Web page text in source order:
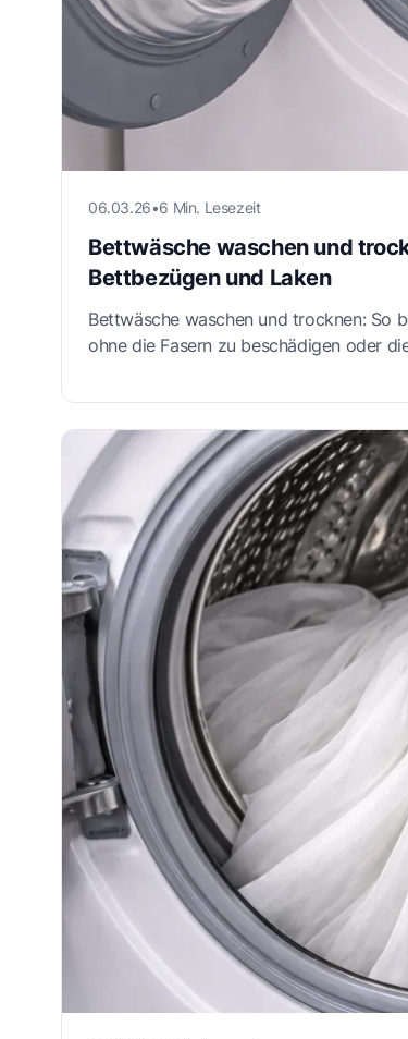
06.03.26•6 Min. Lesezeit
Bettwäsche waschen und
Bettbezügen und Laken
Bettwäsche waschen und trocknen: So
ohne die Fasern zu beschädigen oder